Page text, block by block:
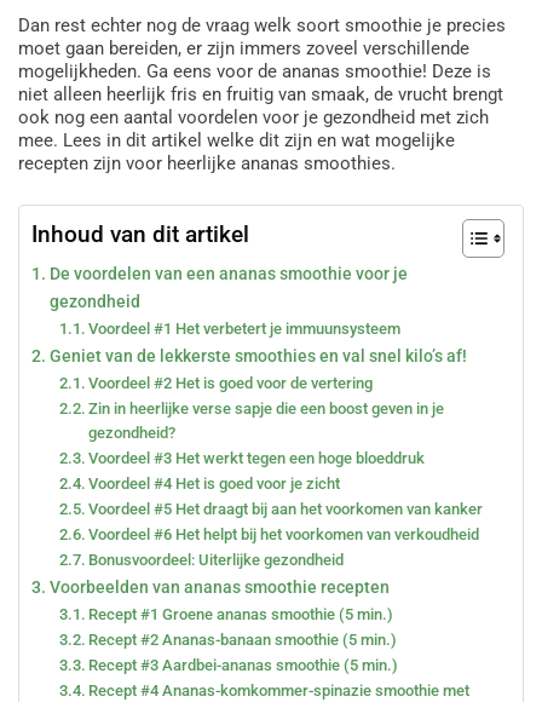
Dan rest echter nog de vraag welk soort smoothie je precies
moet gaan bereiden, er zijn immers zoveel verschillende
mogelijkheden. Ga eens voor de ananas smoothie! Deze is
niet alleen heerlijk fris en fruitig van smaak, de vrucht brengt
ook nog een aantal voordelen voor je gezondheid met zich
mee. Lees in dit artikel welke dit zijn en wat mogelijke
recepten zijn voor heerlijke ananas smoothies.
Inhoud van dit artikel
De voordelen van een ananas smoothie voor je
gezondheid
Voordeel #1 Het verbetert je immuunsysteem
Geniet van de lekkerste smoothies en val snel kilo’s af!
Voordeel #2 Het is goed voor de vertering
Zin in heerlijke verse sapje die een boost geven in je
gezondheid?
Voordeel #3 Het werkt tegen een hoge bloeddruk
Voordeel #4 Het is goed voor je zicht
Voordeel #5 Het draagt bij aan het voorkomen van kanker
Voordeel #6 Het helpt bij het voorkomen van verkoudheid
Bonusvoordeel: Uiterlijke gezondheid
Voorbeelden van ananas smoothie recepten
Recept #1 Groene ananas smoothie (5 min.)
Recept #2 Ananas-banaan smoothie (5 min.)
Recept #3 Aardbei-ananas smoothie (5 min.)
Recept #4 Ananas-komkommer-spinazie smoothie met